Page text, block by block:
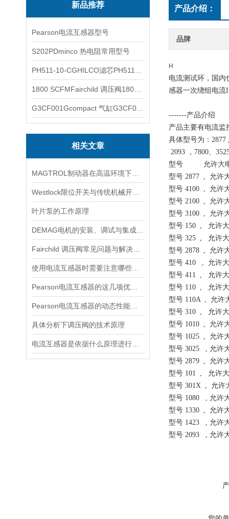
新品推荐
Pearson电流互感器型号
S202PDminco 热电阻常用型号
相关文章
叶片泵的工作原理
具体分析下调压阀的技术原理
产品介绍：
品牌
H
电流测试环，国内
感器一次绕组电流
-------产品介绍
产品主要有电流监
具体型号为：
2093 ，7800、
型号 允许大
型号 2877 , 允
型号 4100 , 允
型号 2100 , 允
型号 3100 , 允
型号 150 , 允许
型号 325 , 允许
型号 2878 , 允
型号 410 , 允许
型号 411 , 允许
型号 110 , 允许
型号 110A , 允
型号 310 , 允许
型号 1010 , 允
型号 1025 , 允
型号 3025 , 允
型号 2879 , 允
型号 101 , 允许
型号 301X , 允
型号 1080 , 允许
型号 1330 , 允许
型号 1423 , 允
型号 2093 , 允许